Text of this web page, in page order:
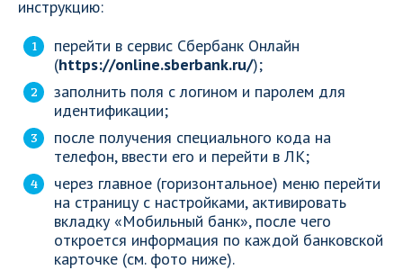
инструкцию:
перейти в сервис Сбербанк Онлайн
(https://online.sberbank.ru/);
заполнить поля с логином и паролем для
идентификации;
после получения специального кода на
телефон, ввести его и перейти в ЛК;
через главное (горизонтальное) меню перейти
на страницу с настройками, активировать
вкладку «Мобильный банк», после чего
откроется информация по каждой банковской
карточке (см. фото ниже).